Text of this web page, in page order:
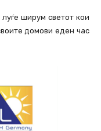
ширум светот кои
домови еден час